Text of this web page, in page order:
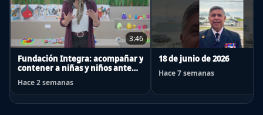
3:46
Fundación Integra: acompañar y
contener a niñas y niños ante
emergencias
Hace 2 semanas
18 de junio de 2026
Hace 7 semanas